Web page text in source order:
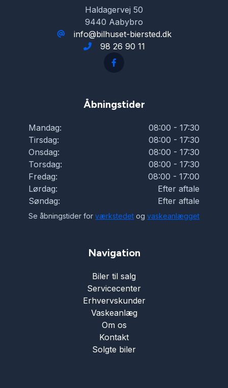
Træthedsregistrering
Tågelygter
USB tilslutning
Haldagervej 50
9440 Aabybro
info@bilhuset-biersted.dk
98 26 90 11
Åbningstider
Mandag:
08:00 - 17:30
Tirsdag:
08:00 - 17:30
Onsdag:
08:00 - 17:30
Torsdag:
08:00 - 17:30
Fredag:
08:00 - 17:00
Lørdag:
Efter aftale
Søndag:
Efter aftale
Se åbningstider for værkstedet og vaskeanlægget
Navigation
Biler til salg
Servicecenter
Erhvervskunder
Vaskeanlæg
Om os
Kontakt
Solgte biler